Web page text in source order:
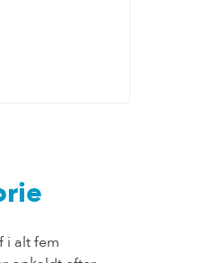
i alt fem